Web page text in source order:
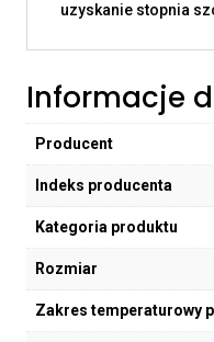
uzyskanie stopnia
Informacje
Producent
Indeks producenta
Kategoria produktu
Rozmiar
Zakres temperaturowy